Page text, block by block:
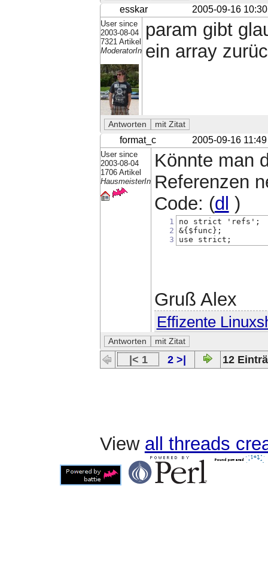
esskar 2005-09-16 10:30
User since
2003-08-04
7321 Artikel
ModeratorIn
param gibt
ein array
format_c 2005-09-16 11:49
User since
2003-08-04
1706 Artikel
HausmeisterIn
Könnte man
Referenzen
Code: (dl )
1
2
3
no strict 'refs';
&{$func};
use strict;
Gruß Alex
Effizente
|< 1 2 >| 12
View all threads